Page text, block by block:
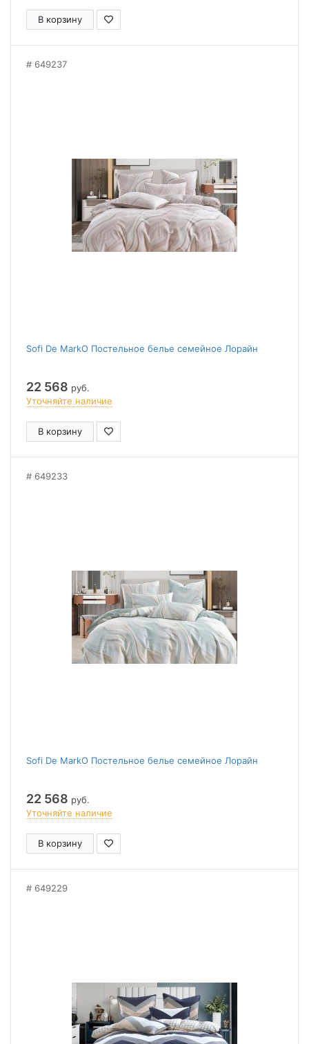
В корзину
649237
Sofi De MarkO Постельное белье семейное Лорайн
22 568 руб.
Уточняйте наличие
В корзину
649233
Sofi De MarkO Постельное белье семейное Лорайн
22 568 руб.
Уточняйте наличие
В корзину
649229